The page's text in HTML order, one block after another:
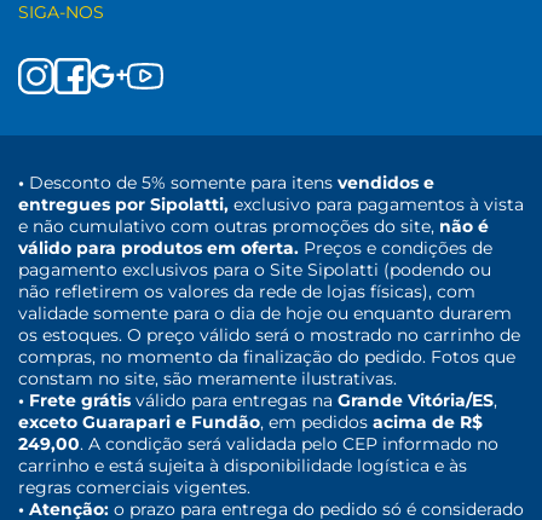
SIGA-NOS
• Desconto de 5% somente para itens vendidos e
entregues por Sipolatti, exclusivo para pagamentos à vista
e não cumulativo com outras promoções do site, não é
válido para produtos em oferta. Preços e condições de
pagamento exclusivos para o Site Sipolatti (podendo ou
não refletirem os valores da rede de lojas físicas), com
validade somente para o dia de hoje ou enquanto durarem
os estoques. O preço válido será o mostrado no carrinho de
compras, no momento da finalização do pedido. Fotos que
constam no site, são meramente ilustrativas.
• Frete grátis válido para entregas na Grande Vitória/ES,
exceto Guarapari e Fundão, em pedidos acima de R$
249,00. A condição será validada pelo CEP informado no
carrinho e está sujeita à disponibilidade logística e às
regras comerciais vigentes.
• Atenção: o prazo para entrega do pedido só é considerado